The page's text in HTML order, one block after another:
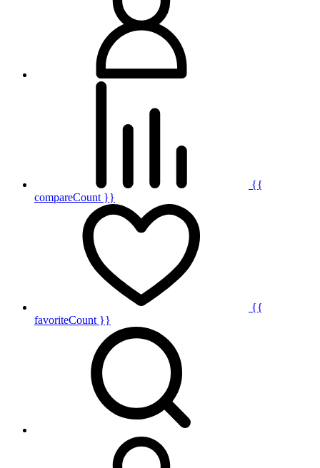
{{
compareCount }}
{{
favoriteCount }}